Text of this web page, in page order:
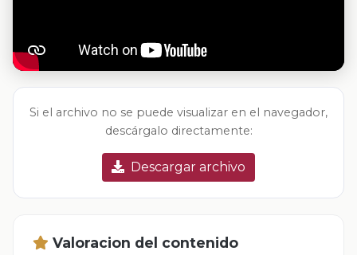
Si el archivo no se puede visualizar en el navegador,
descárgalo directamente:
Descargar archivo
Valoracion del contenido